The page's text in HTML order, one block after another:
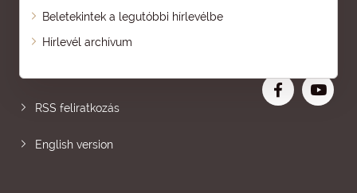
Beletekintek a legutóbbi hírlevélbe
Hírlevél archívum
Oldaltérkép
RSS feliratkozás
English version